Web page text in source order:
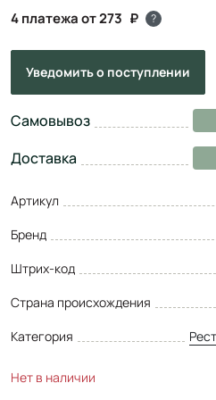
4 платежа от 273 ?
Уведомитьо поступлении
Самовывоз
Доставка
Артикул
Бренд
Штрих-код
Страна происхождения
Категория
Нет в наличии